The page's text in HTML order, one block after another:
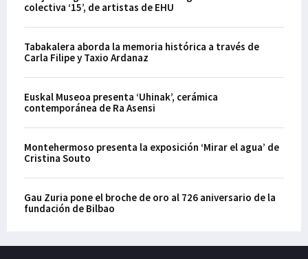
colectiva ‘15’, de artistas de EHU
Tabakalera aborda la memoria histórica a través de
Carla Filipe y Taxio Ardanaz
Euskal Museoa presenta ‘Uhinak’, cerámica
contemporánea de Ra Asensi
Montehermoso presenta la exposición ‘Mirar el agua’ de
Cristina Souto
Gau Zuria pone el broche de oro al 726 aniversario de la
fundación de Bilbao